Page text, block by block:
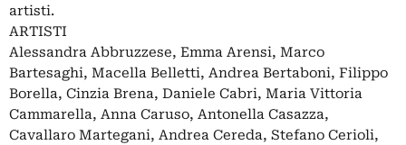
artisti.
ARTISTI
Alessandra Abbruzzese, Emma Arensi, Marco
Bartesaghi, Macella Belletti, Andrea Bertaboni, Filippo
Borella, Cinzia Brena, Daniele Cabri, Maria Vittoria
Cammarella, Anna Caruso, Antonella Casazza,
Cavallaro Martegani, Andrea Cereda, Stefano Cerioli,